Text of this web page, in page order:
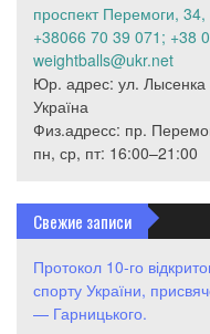
проспект Перемоги,
+38066 70 39 071; +38
weightballs@ukr.net
Юр. адрес: ул. Лысенка
Україна
Физ.адресс: пр.
пн, ср, пт: 16:00–21:00
Свежие записи
Протокол 10-го
спорту України,
— Гарницького.